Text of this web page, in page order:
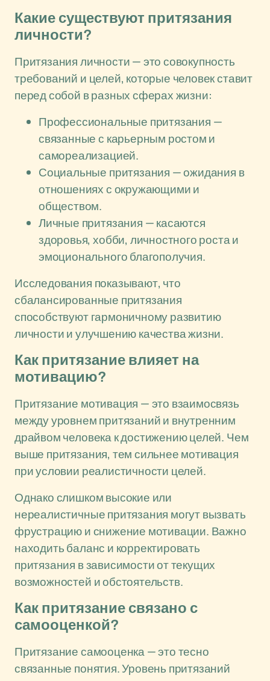
Какие существуют притязания
личности?
Притязания личности — это совокупность
требований и целей, которые человек ставит
перед собой в разных сферах жизни:
Профессиональные притязания —
связанные с карьерным ростом и
самореализацией.
Социальные притязания — ожидания в
отношениях с окружающими и
обществом.
Личные притязания — касаются
здоровья, хобби, личностного роста и
эмоционального благополучия.
Исследования показывают, что
сбалансированные притязания
способствуют гармоничному развитию
личности и улучшению качества жизни.
Как притязание влияет на
мотивацию?
Притязание мотивация — это взаимосвязь
между уровнем притязаний и внутренним
драйвом человека к достижению целей. Чем
выше притязания, тем сильнее мотивация
при условии реалистичности целей.
Однако слишком высокие или
нереалистичные притязания могут вызвать
фрустрацию и снижение мотивации. Важно
находить баланс и корректировать
притязания в зависимости от текущих
возможностей и обстоятельств.
Как притязание связано с
самооценкой?
Притязание самооценка — это тесно
связанные понятия. Уровень притязаний